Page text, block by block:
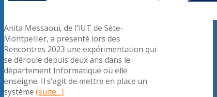
Anita Messaoui, de l’IUT de Sète-
Montpellier, a présenté lors des
Rencontres 2023 une expérimentation qui
se déroule depuis deux ans dans le
département Informatique où elle
enseigne. Il s’agit de mettre en place un
système (suite…)